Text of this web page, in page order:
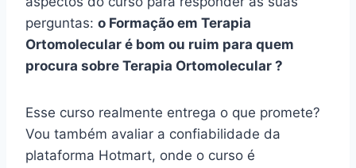
perguntas: o Formação em Terapia
Ortomolecular é bom ou ruim para quem
procura sobre Terapia Ortomolecular ?
Esse curso realmente entrega o que promete?
Vou também avaliar a confiabilidade da
plataforma Hotmart, onde o curso é